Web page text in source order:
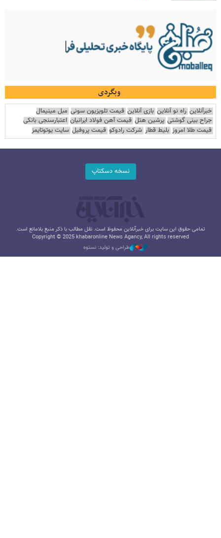
وبگردی
خبرآنلاین راه نو آنلاین بازی آنلاین قیمت تلویزیون سونی مبل مینیمال
جراح بینی گوشتی پرشین هتل قیمت آهن فولاد ایرانیان اعتبارسنجی بانکی
قیمت طلا امروز بلیط قطار شرکت رادوکو قیمت پروفیل سایت یوتوتایمز
نسخه دسکتاپ
تمامی حقوق این سایت برای خبرآنلاین محفوظ است. نقل مطالب با ذکر منبع بلامانع است.
Copyright © 2025 khabaronline News Agancy, All rights reserved
طراحی و تولید: نستوه